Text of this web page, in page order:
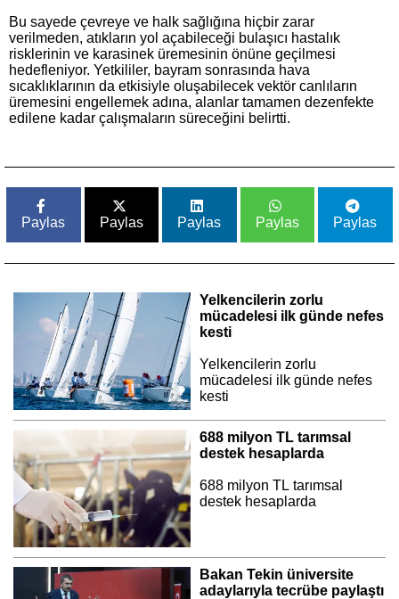
Bu sayede çevreye ve halk sağlığına hiçbir zarar
verilmeden, atıkların yol açabileceği bulaşıcı hastalık
risklerinin ve karasinek üremesinin önüne geçilmesi
hedefleniyor. Yetkililer, bayram sonrasında hava
sıcaklıklarının da etkisiyle oluşabilecek vektör canlıların
üremesini engellemek adına, alanlar tamamen dezenfekte
edilene kadar çalışmaların süreceğini belirtti.
Paylas Paylas Paylas Paylas Paylas
Yelkencilerin zorlu
mücadelesi ilk günde nefes
kesti
Yelkencilerin zorlu
mücadelesi ilk günde nefes
kesti
688 milyon TL tarımsal
destek hesaplarda
688 milyon TL tarımsal
destek hesaplarda
Bakan Tekin üniversite
adaylarıyla tecrübe paylaştı